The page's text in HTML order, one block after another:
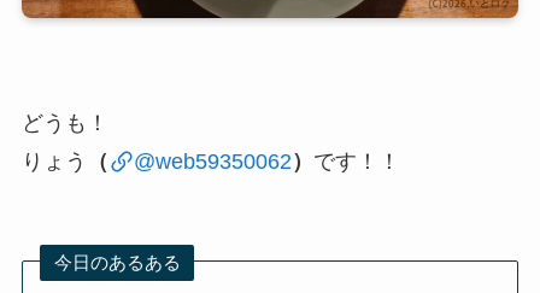
どうも！
りょう
（ @web59350062） です！！
今日のあるある